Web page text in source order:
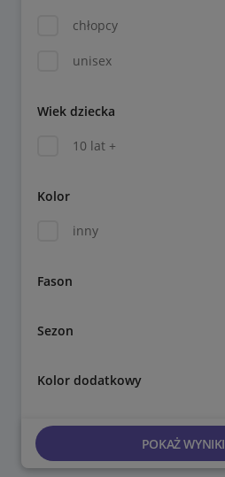
chłopcy
unisex
Wiek dziecka
10 lat +
Kolor
inny
Fason
Sezon
Kolor dodatkowy
POKAŻ WYNIKI